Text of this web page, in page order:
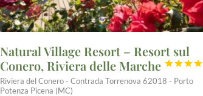
Natural Village Resort – Resort sul
Conero, Riviera delle Marche




Riviera del Conero - Contrada Torrenova 62018 - Porto
Potenza Picena (MC)